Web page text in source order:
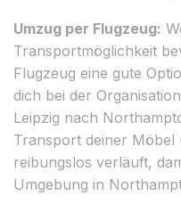
Umzug per Flugzeug:
Transportmöglichkeit
Flugzeug eine gute
dich bei der
Leipzig nach
Transport deiner Möbel
reibungslos verläuft,
Umgebung in